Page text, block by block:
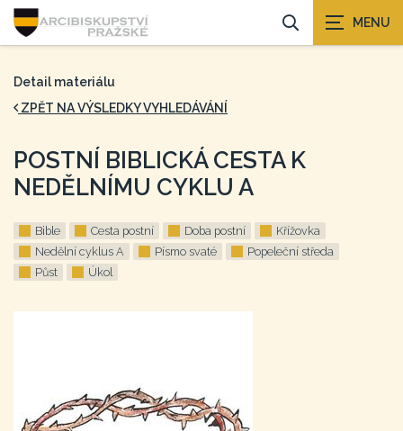
Detail materiálu
ZPĚT NA VÝSLEDKY VYHLEDÁVÁNÍ
POSTNÍ BIBLICKÁ CESTA K
NEDĚLNÍMU CYKLU A
Bible Cesta postní Doba postní
Křížovka
Nedělní cyklus A
Písmo svaté
Popeleční středa
Půst
Úkol